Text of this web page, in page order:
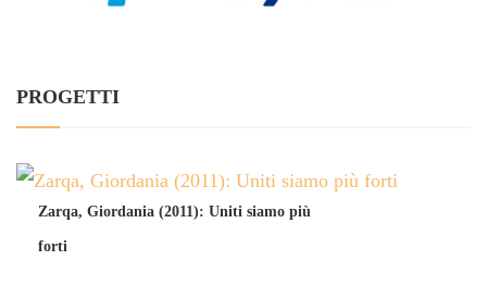
PROGETTI
Zarqa, Giordania (2011): Uniti siamo più
forti